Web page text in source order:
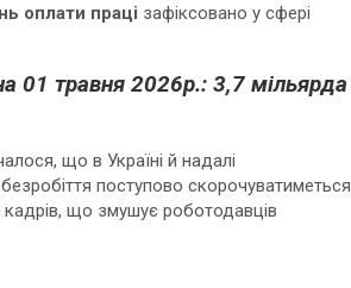
оплати праці зафіксовано у сфері
01 травня 2026р.: 3,7 мільярда
що в Україні й надалі
поступово скорочуватиметься.
кадрів, що змушує роботодавців